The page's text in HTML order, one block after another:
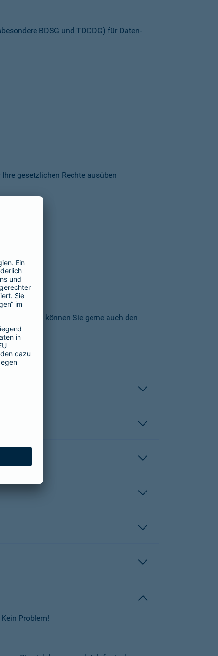
BDSG und TDDDG) für Daten­
gesetzlichen Rechte ausüben
AG können Sie gerne auch den
Problem!